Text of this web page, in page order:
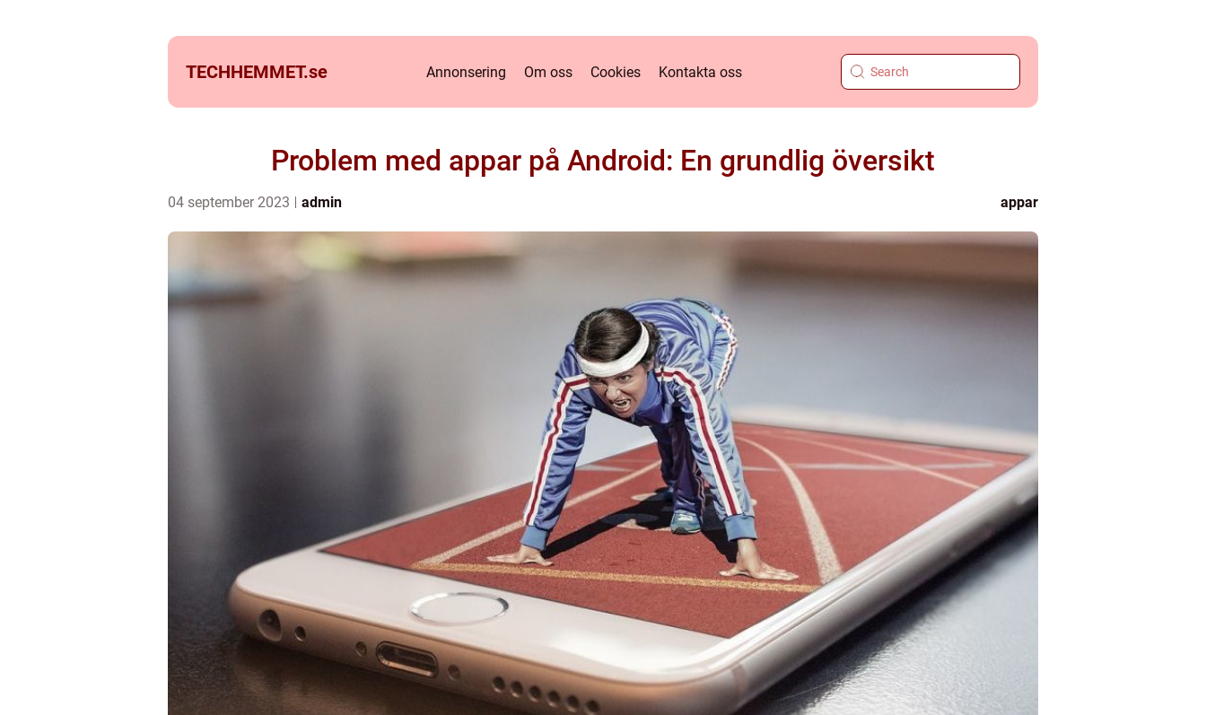
TECHHEMMET.se Annonsering Om oss Cookies Kontakta oss
Problem med appar på Android: En grundlig översikt
04 september 2023 admin appar